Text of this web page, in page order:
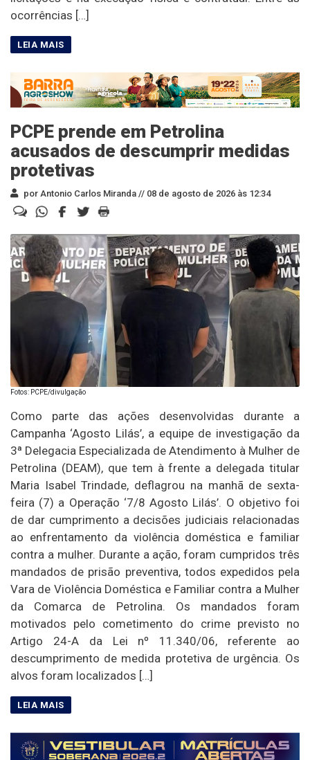
ocorrências […]
PCPE prende em Petrolina
acusados de descumprir medidas
protetivas
por Antonio Carlos Miranda // 08 de agosto de 2026 às 12:34
Fotos: PCPE/divulgação
Como parte das ações desenvolvidas durante a
Campanha ‘Agosto Lilás’, a equipe de investigação da
3ª Delegacia Especializada de Atendimento à Mulher de
Petrolina (DEAM), que tem à frente a delegada titular
Maria Isabel Trindade, deflagrou na manhã de sexta-
feira (7) a Operação ‘7/8 Agosto Lilás’. O objetivo foi
de dar cumprimento a decisões judiciais relacionadas
ao enfrentamento da violência doméstica e familiar
contra a mulher. Durante a ação, foram cumpridos três
mandados de prisão preventiva, todos expedidos pela
Vara de Violência Doméstica e Familiar contra a Mulher
da Comarca de Petrolina. Os mandados foram
motivados pelo cometimento do crime previsto no
Artigo 24-A da Lei nº 11.340/06, referente ao
descumprimento de medida protetiva de urgência. Os
alvos foram localizados […]